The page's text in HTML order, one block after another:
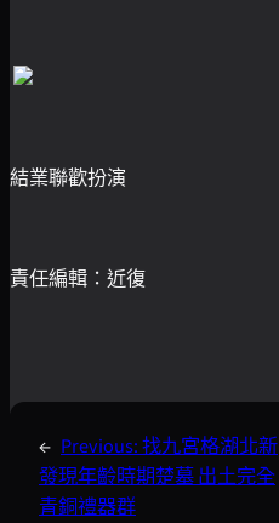
結業聯歡扮演
責任編輯：近復
← Previous:找九宮格湖北新
發現年齡時期楚墓 出土完全
青銅禮器群